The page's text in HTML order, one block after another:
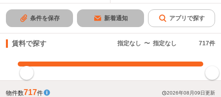
条件を保存 新着通知 アプリで探す
賃料で探す 指定なし 〜 指定なし 717件
物件数717件 2026年08月09日更新